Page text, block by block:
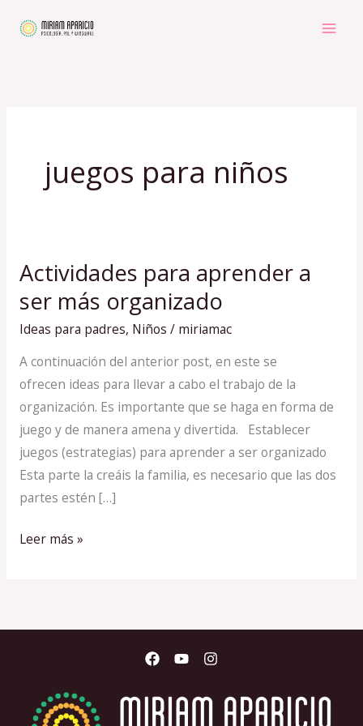
juegos para niños
Actividades para aprender a
ser más organizado
Ideas para padres, Niños / miriamac
A continuación del anterior post, en este se
ofrecen ideas para llevar a cabo el trabajo de la
organización. Es importante que se haga en forma de
juego y de manera amena y divertida. Establecer
juegos (estrategias) para aprender a ser organizado
Esta parte la creáis la familia, es necesario que las dos
partes estén […]
Actividades
aprender
a
ser
más
organizado
Leer más »